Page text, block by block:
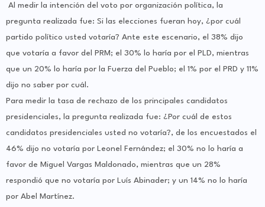
Al medir la intención del voto por organización política, la
pregunta realizada fue: Si las elecciones fueran hoy, ¿por cuál
partido político usted votaría? Ante este escenario, el 38% dijo
que votaría a favor del PRM; el 30% lo haría por el PLD, mientras
que un 20% lo haría por la Fuerza del Pueblo; el 1% por el PRD y 11%
dijo no saber por cuál.
Para medir la tasa de rechazo de los principales candidatos
presidenciales, la pregunta realizada fue: ¿Por cuál de estos
candidatos presidenciales usted no votaría?, de los encuestados el
46% dijo no votaría por Leonel Fernández; el 30% no lo haría a
favor de Miguel Vargas Maldonado, mientras que un 28%
respondió que no votaría por Luís Abinader; y un 14% no lo haría
por Abel Martínez.